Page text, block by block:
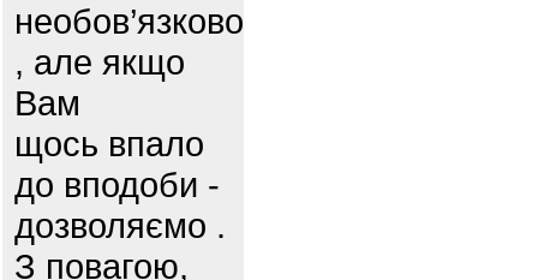
необов’язково
, але якщо
Вам
щось впало
до вподоби -
дозволяємо .
З повагою,